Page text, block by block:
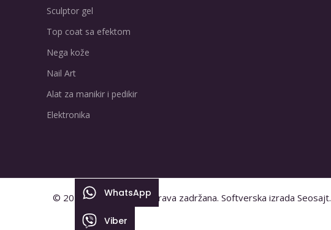
Sculptor gel
Top coat sa efektom
Nega kože
Nail Art
Alat za manikir i pedikir
Elektronika
© 2026.Only Nails. Sva prava zadržana. Softverska izrada Seosajt.
WhatsApp
Viber